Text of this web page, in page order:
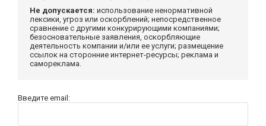
Не допускается: использование ненормативной
лексики, угроз или оскорблений; непосредственное
сравнение с другими конкурирующими компаниями;
безосновательные заявления, оскорбляющие
деятельность компании и/или ее услуги; размещение
ссылок на сторонние интернет-ресурсы; реклама и
самореклама.
Введите email: